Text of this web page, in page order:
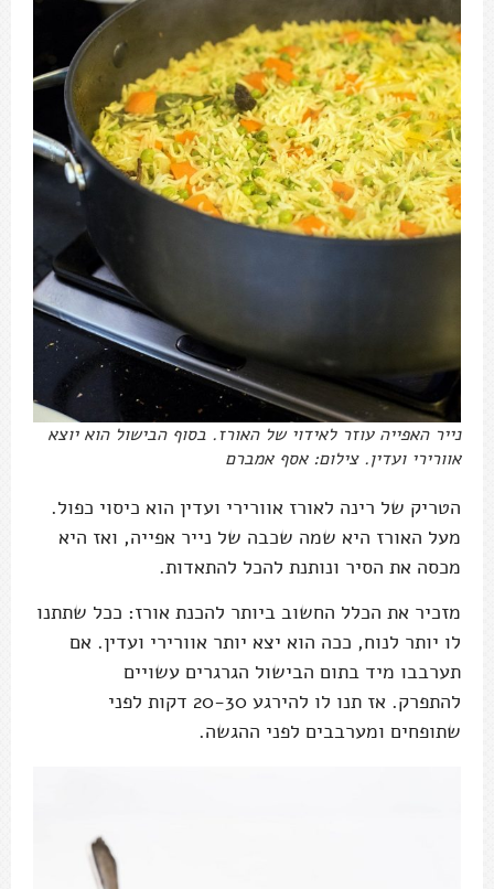
נייר האפייה עוזר לאידוי של האורז. בסוף הבישול הוא יוצא
אוורירי ועדין. צילום: אסף אמברם
הטריק של רינה לאורז אוורירי ועדין הוא כיסוי כפול.
מעל האורז היא שמה שכבה של נייר אפייה, ואז היא
מכסה את הסיר ונותנת להכל להתאדות.
מזכיר את הכלל החשוב ביותר להכנת אורז: ככל שתתנו
לו יותר לנוח, ככה הוא יצא יותר אוורירי ועדין. אם
תערבבו מיד בתום הבישול הגרגרים עשויים
להתפרק. אז תנו לו להירגע 20-30 דקות לפני
שתופחים ומערבבים לפני ההגשה.